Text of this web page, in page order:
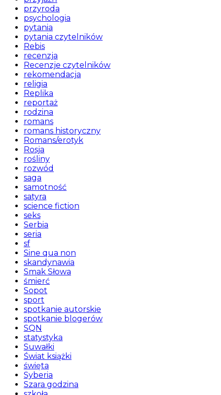
przyroda
psychologia
pytania
pytania czytelników
Rebis
recenzja
Recenzje czytelników
rekomendacja
religia
Replika
reportaż
rodzina
romans
romans historyczny
Romans/erotyk
Rosja
rośliny
rozwód
saga
samotność
satyra
science fiction
seks
Serbia
seria
sf
Sine qua non
skandynawia
Smak Słowa
śmierć
Sopot
sport
spotkanie autorskie
spotkanie blogerów
SQN
statystyka
Suwałki
Świat książki
święta
Syberia
Szara godzina